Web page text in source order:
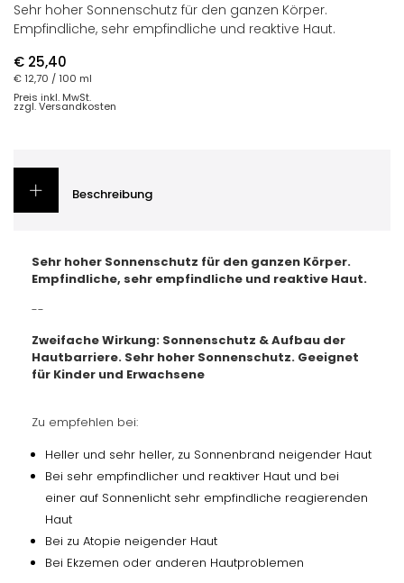
Sehr hoher Sonnenschutz für den ganzen Körper.
Empfindliche, sehr empfindliche und reaktive Haut.
€ 25,40
€ 12,70 / 100 ml
Preis inkl. MwSt.
zzgl. Versandkosten
Beschreibung
Sehr hoher Sonnenschutz für den ganzen Körper.
Empfindliche, sehr empfindliche und reaktive Haut.
--
Zweifache Wirkung: Sonnenschutz & Aufbau der
Hautbarriere. Sehr hoher Sonnenschutz. Geeignet
für Kinder und Erwachsene
Zu empfehlen bei:
Heller und sehr heller, zu Sonnenbrand neigender Haut
Bei sehr empfindlicher und reaktiver Haut und bei
einer auf Sonnenlicht sehr empfindliche reagierenden
Haut
Bei zu Atopie neigender Haut
Bei Ekzemen oder anderen Hautproblemen